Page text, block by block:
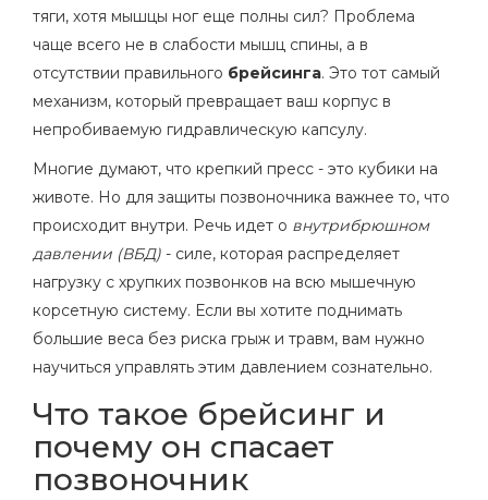
тяги, хотя мышцы ног еще полны сил? Проблема
чаще всего не в слабости мышц спины, а в
отсутствии правильного брейсинга. Это тот самый
механизм, который превращает ваш корпус в
непробиваемую гидравлическую капсулу.
Многие думают, что крепкий пресс - это кубики на
животе. Но для защиты позвоночника важнее то, что
происходит внутри. Речь идет о внутрибрюшном
давлении (ВБД) - силе, которая распределяет
нагрузку с хрупких позвонков на всю мышечную
корсетную систему. Если вы хотите поднимать
большие веса без риска грыж и травм, вам нужно
научиться управлять этим давлением сознательно.
Что такое брейсинг и
почему он спасает
позвоночник